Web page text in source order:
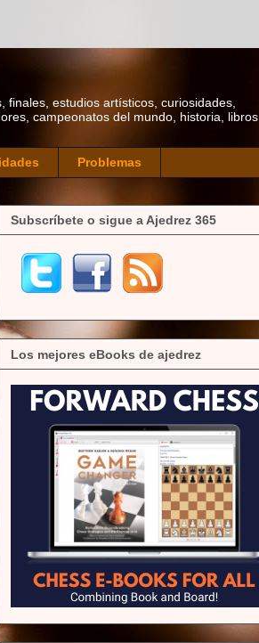
estudios artísticos, curiosidades,
campeonatos del mundo, historia, libros,
Problemas
Subscríbete o sigue a Ajedrez 365
Los mejores eBooks de ajedrez